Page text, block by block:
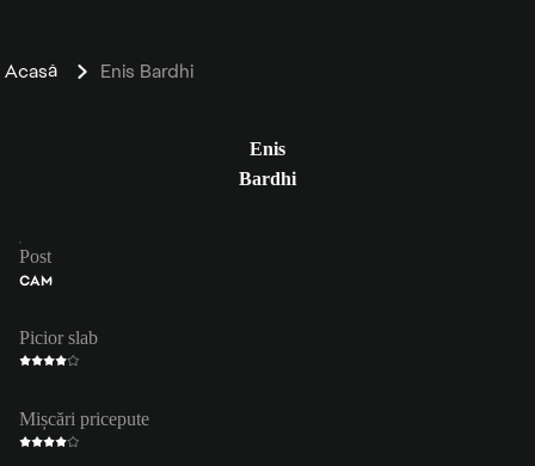
Acasă Enis Bardhi
Enis
Bardhi
Post
CAM
Picior slab
Mișcări pricepute